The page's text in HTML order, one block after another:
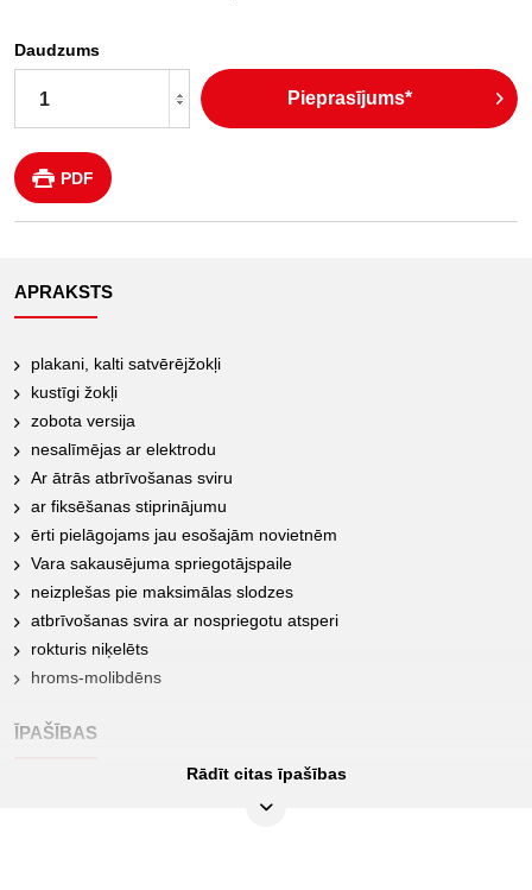
Daudzums
Pieprasījums*
PDF
APRAKSTS
plakani, kalti satvērējžokļi
kustīgi žokļi
zobota versija
nesalīmējas ar elektrodu
Ar ātrās atbrīvošanas sviru
ar fiksēšanas stiprinājumu
ērti pielāgojams jau esošajām novietnēm
Vara sakausējuma spriegotājspaile
neizplešas pie maksimālas slodzes
atbrīvošanas svira ar nospriegotu atsperi
rokturis niķelēts
hroms-molibdēns
ĪPAŠĪBAS
0-2.4/5
Rādīt citas īpašības